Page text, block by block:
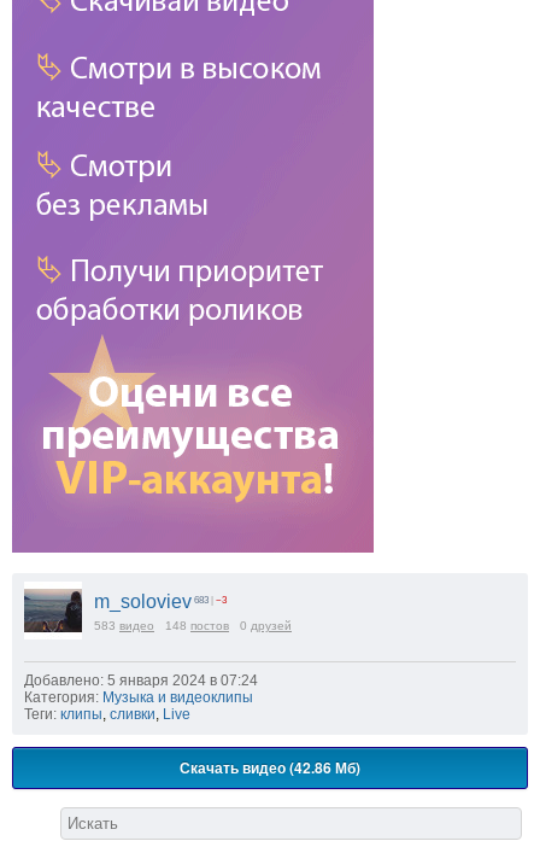
m_soloviev 683 −3
583 видео 148 постов 0 друзей
Добавлено: 5 января 2024 в 07:24
Категория: Музыка и видеоклипы
Теги: клипы, сливки, Live
Скачать видео (42.86 Мб)